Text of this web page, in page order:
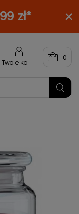
99 zł*
Twoje konto
0